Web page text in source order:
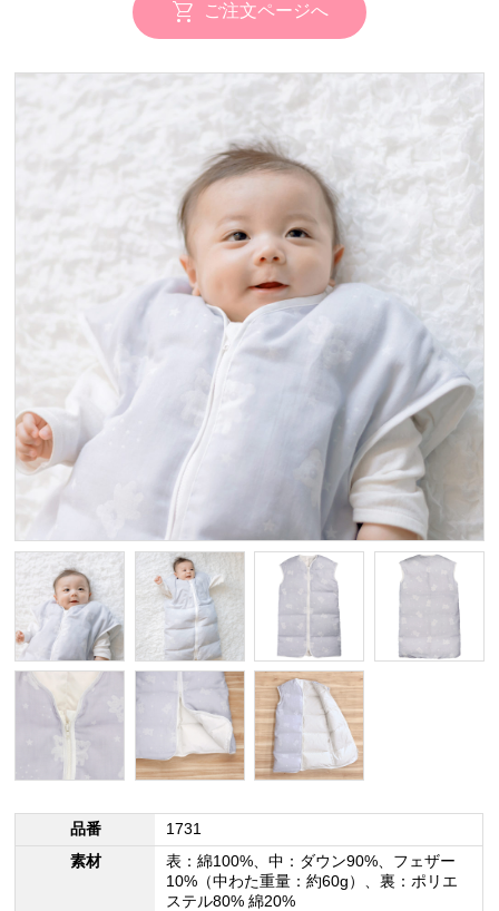
ご注文ページへ
品番
1731
素材
表：綿100%、中：ダウン90%、フェザー
10%（中わた重量：約60g）、裏：ポリエ
ステル80% 綿20%